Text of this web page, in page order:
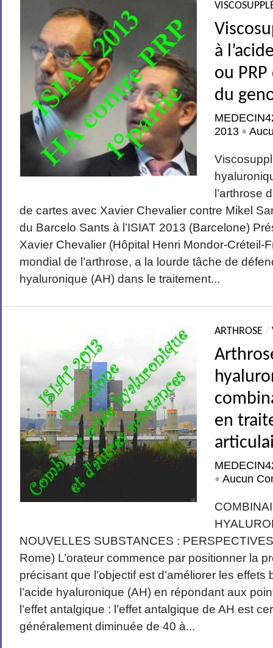
à
ou
du
2013 •
l’arthrose
de cartes avec Xavier Chevalier contre Mikel
du Barcelo Sants à l’ISIAT 2013 (Barcelone)
Xavier Chevalier (Hôpital Henri Mondor-Créteil-
mondial de l’arthrose, a la lourde tâche de
hyaluronique (AH) dans le traitement...
ARTHROSE /
en
•Aucun
NOUVELLES SUBSTANCES :
Rome) L’orateur commence par positionner la
précisant que l’objectif est d’améliorer les
l’acide hyaluronique (AH) en répondant aux
l’effet antalgique : l’effet antalgique de AH est
généralement diminuée de 40 à...